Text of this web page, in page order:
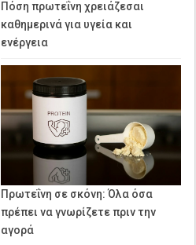
Πόση πρωτεΐνη χρειάζεσαι
καθημερινά για υγεία και
ενέργεια
Πρωτεΐνη σε σκόνη: Όλα όσα
πρέπει να γνωρίζετε πριν την
αγορά